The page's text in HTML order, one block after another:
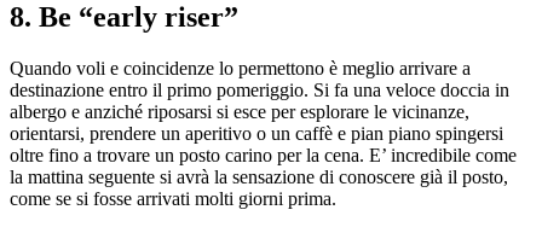
8. Be “early riser”
Quando voli e coincidenze lo permettono è meglio arrivare a
destinazione entro il primo pomeriggio. Si fa una veloce doccia in
albergo e anziché riposarsi si esce per esplorare le vicinanze,
orientarsi, prendere un aperitivo o un caffè e pian piano spingersi
oltre fino a trovare un posto carino per la cena. E’ incredibile come
la mattina seguente si avrà la sensazione di conoscere già il posto,
come se si fosse arrivati molti giorni prima.